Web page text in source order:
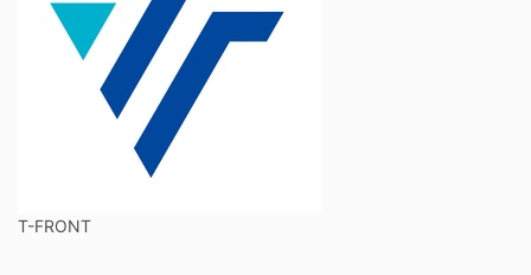
T-FRONT